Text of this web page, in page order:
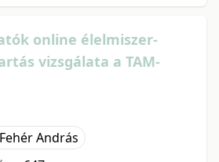
online élelmiszer-
vizsgálata a TAM-
Fehér András